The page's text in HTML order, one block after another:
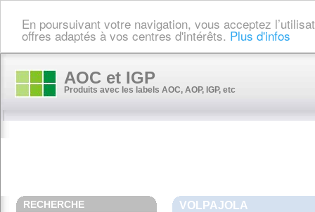
En poursuivant votre navigation, vous acceptez
offres adaptés à vos centres d'intérêts. Plus d'infos
AOC et IGP
Produits avec les labels AOC, AOP, IGP, etc
RECHERCHE VOLPAJOLA